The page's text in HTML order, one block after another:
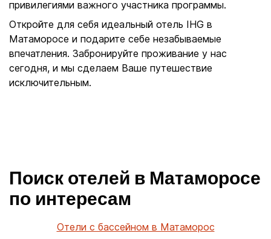
привилегиями важного участника программы.
Откройте для себя идеальный отель IHG в
Матаморосе и подарите себе незабываемые
впечатления. Забронируйте проживание у нас
сегодня, и мы сделаем Ваше путешествие
исключительным.
Поиск отелей в Матаморосе
по интересам
Отели с бассейном в Матаморос